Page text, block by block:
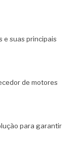
e suas principais
de motores
para garantir